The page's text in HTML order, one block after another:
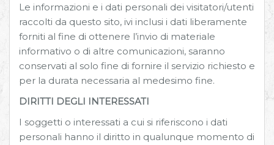
Le informazioni e i dati personali dei visitatori/utenti
raccolti da questo sito, ivi inclusi i dati liberamente
forniti al fine di ottenere l’invio di materiale
informativo o di altre comunicazioni, saranno
conservati al solo fine di fornire il servizio richiesto e
per la durata necessaria al medesimo fine.
DIRITTI DEGLI INTERESSATI
I soggetti o interessati a cui si riferiscono i dati
personali hanno il diritto in qualunque momento di